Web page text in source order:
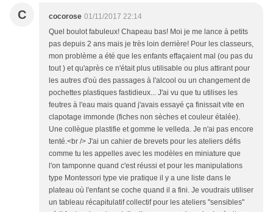
C cocorose 01/11/2017 22:14
Quel boulot fabuleux! Chapeau bas! Moi je me lance à petits
pas depuis 2 ans mais je très loin derrière! Pour les classeurs,
mon problème a été que les enfants effaçaient mal (ou pas du
tout ) et qu'après ce n'était plus utilisable ou plus attirant pour
les autres d'où des passages à l'alcool ou un changement de
pochettes plastiques fastidieux... J'ai vu que tu utilises les
feutres à l'eau mais quand j'avais essayé ça finissait vite en
clapotage immonde (fiches non sèches et couleur étalée).
Une collègue plastifie et gomme le velleda. Je n'ai pas encore
tenté.<br /> J'ai un cahier de brevets pour les ateliers défis
comme tu les appelles avec les modèles en miniature que
l'on tamponne quand c'est réussi et pour les manipulations
type Montessori type vie pratique il y a une liste dans le
plateau où l'enfant se coche quand il a fini. Je voudrais utiliser
un tableau récapitulatif collectif pour les ateliers "sensibles"